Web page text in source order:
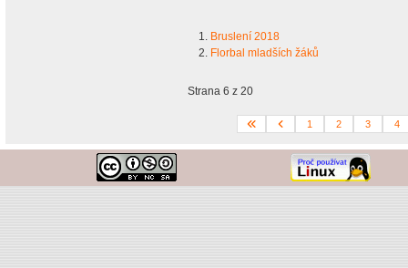
Bruslení 2018
Florbal mladších žáků
Strana 6 z 20
1 2 3 4